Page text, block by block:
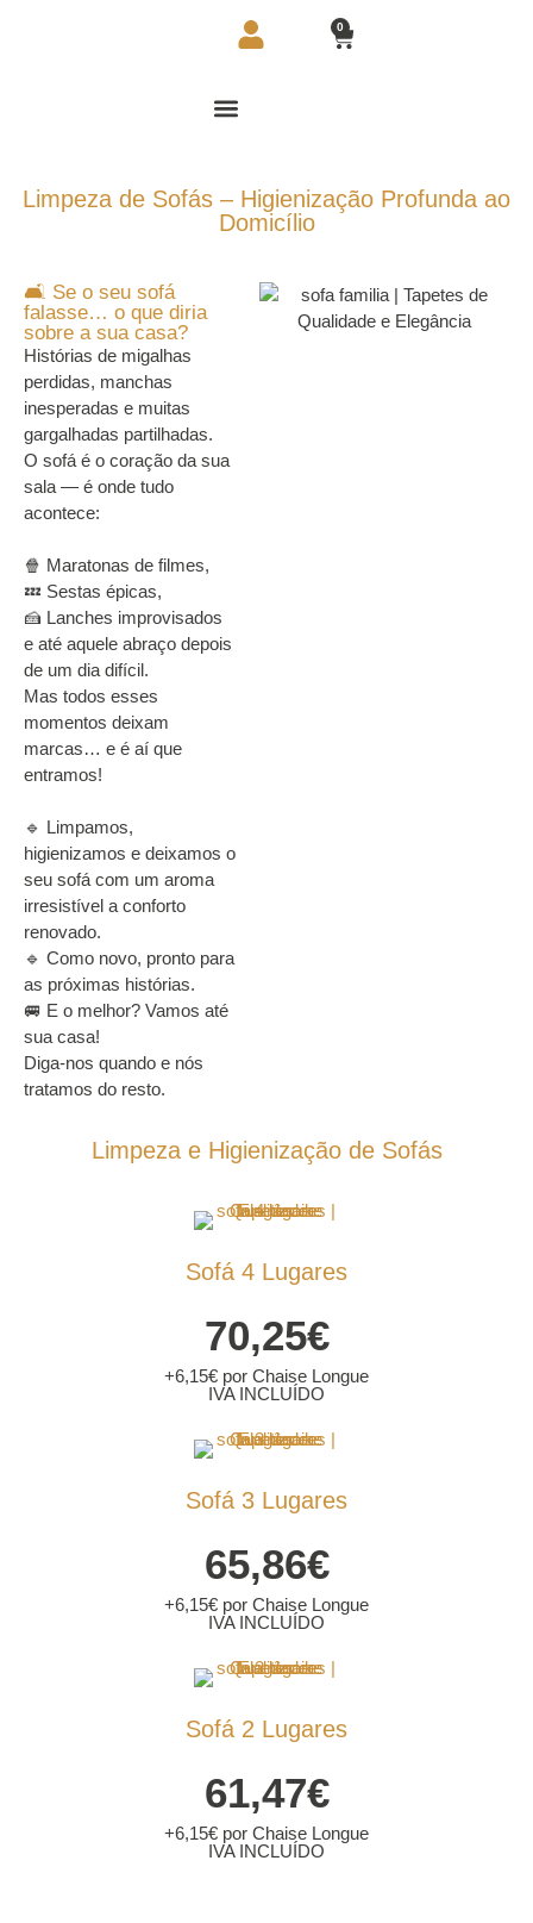
0
Limpeza de Sofás – Higienização Profunda ao
Domicílio
🛋️ Se o seu sofá
falasse… o que diria
sobre a sua casa?
Histórias de migalhas
perdidas, manchas
inesperadas e muitas
gargalhadas partilhadas.
O sofá é o coração da sua
sala — é onde tudo
acontece:
🍿 Maratonas de filmes,
💤 Sestas épicas,
🍰 Lanches improvisados
e até aquele abraço depois
de um dia difícil.
Mas todos esses
momentos deixam
marcas… e é aí que
entramos!
🔹 Limpamos,
higienizamos e deixamos o
seu sofá com um aroma
irresistível a conforto
renovado.
🔹 Como novo, pronto para
as próximas histórias.
🚐 E o melhor? Vamos até
sua casa!
Diga-nos quando e nós
tratamos do resto.
Limpeza e Higienização de Sofás
Sofá 2 Lugares
61,47€
+6,15€ por Chaise Longue
IVA INCLUÍDO
Sofá 3 Lugares
65,86€
+6,15€ por Chaise Longue
IVA INCLUÍDO
Sofá 4 Lugares
70,25€
+6,15€ por Chaise Longue
IVA INCLUÍDO